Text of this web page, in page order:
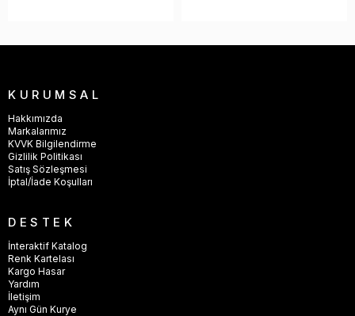
tecrübemiz ile modern tesislerimizde üretilmektedir.
Tem Aksesuar Yapı Malzemeleri A.Ş.
KURUMSAL
Hakkımızda
Markalarımız
KVVK Bilgilendirme
Gizlilik Politikası
Satış Sözleşmesi
İptal/İade Koşulları
DESTEK
İnteraktif Katalog
Renk Kartelası
Kargo Hasar
Yardım
İletişim
Aynı Gün Kurye